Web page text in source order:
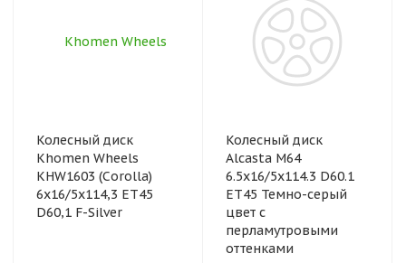
Колесный диск
Khomen Wheels
KHW1603 (Corolla)
6x16/5x114,3 ET45
D60,1 F-Silver
Колесный диск
Alcasta M64
6.5x16/5x114.3 D60.1
ET45 Темно-серый
цвет с
перламутровыми
оттенками